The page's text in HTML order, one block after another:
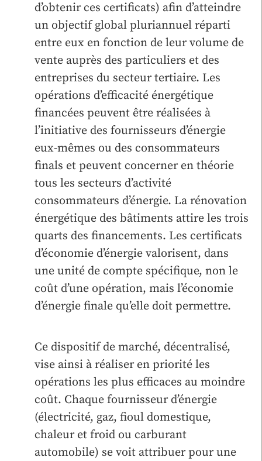
d’obtenir ces certificats) afin d’atteindre
un objectif global pluriannuel réparti
entre eux en fonction de leur volume de
vente auprès des particuliers et des
entreprises du secteur tertiaire. Les
opérations d’efficacité énergétique
financées peuvent être réalisées à
l’initiative des fournisseurs d’énergie
eux-mêmes ou des consommateurs
finals et peuvent concerner en théorie
tous les secteurs d’activité
consommateurs d’énergie. La rénovation
énergétique des bâtiments attire les trois
quarts des financements. Les certificats
d’économie d’énergie valorisent, dans
une unité de compte spécifique, non le
coût d’une opération, mais l’économie
d’énergie finale qu’elle doit permettre.
Ce dispositif de marché, décentralisé,
vise ainsi à réaliser en priorité les
opérations les plus efficaces au moindre
coût. Chaque fournisseur d’énergie
(électricité, gaz, fioul domestique,
chaleur et froid ou carburant
automobile) se voit attribuer pour une